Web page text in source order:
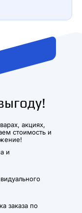
акциях,
стоимость и
и
заказа по